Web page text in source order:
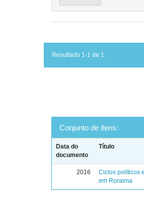
Resultado 1-1 de 1.
Conjunto de itens:
Data do
documento
Título
2016
Ciclos políticos
em Roraima